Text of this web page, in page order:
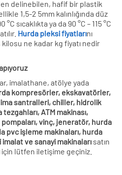
delinebilen, hafif bir plastik
1,5-2 5mm kalınlığında düz
sıcaklıkta ya da 90 °C – 115 °C
Hurda pleksi fiyatlarını
ne kadar kg fiyatı nedir
imalathane, atölye yada
kompresörler, ekskavatörler,
santralleri, chiller, hidrolik
ATM makinası,
vinç, jeneratör, hurda
pvc işleme makinaları, hurda
ve sanayi makinaları satın
için lütfen iletişime geçiniz.